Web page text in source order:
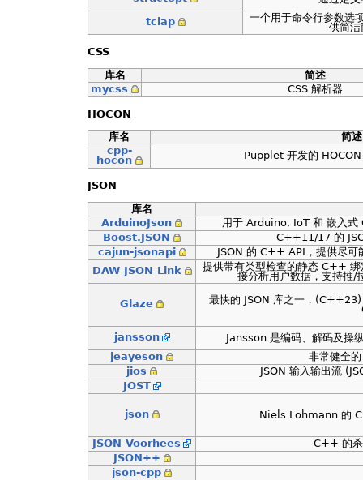
tclap
一个用于命令行参数选
供简洁
CSS
库名
简述
mycss
CSS 解析器
HOCON
库名
简述
cpp-
hocon
Pupplet 开发的
JSON
库名
ArduinoJson
用于 Arduino, IoT 和 嵌入
Boost.JSON
C++11/17 的
cajun-jsonapi
JSON 的 C++ API，提供尽
DAW JSON Link
提供带有类型检查的静态 C++
接分析用户数据，支持推
Glaze
最快的 JSON 库之一，
jansson
Jansson 是编码、解码及操
jeayeson
非常健全
jios
JSON 输入输出流
JOST
json Niels Lohmann 的
JSON Voorhees
C++ 的杀
JSON++
json-cpp